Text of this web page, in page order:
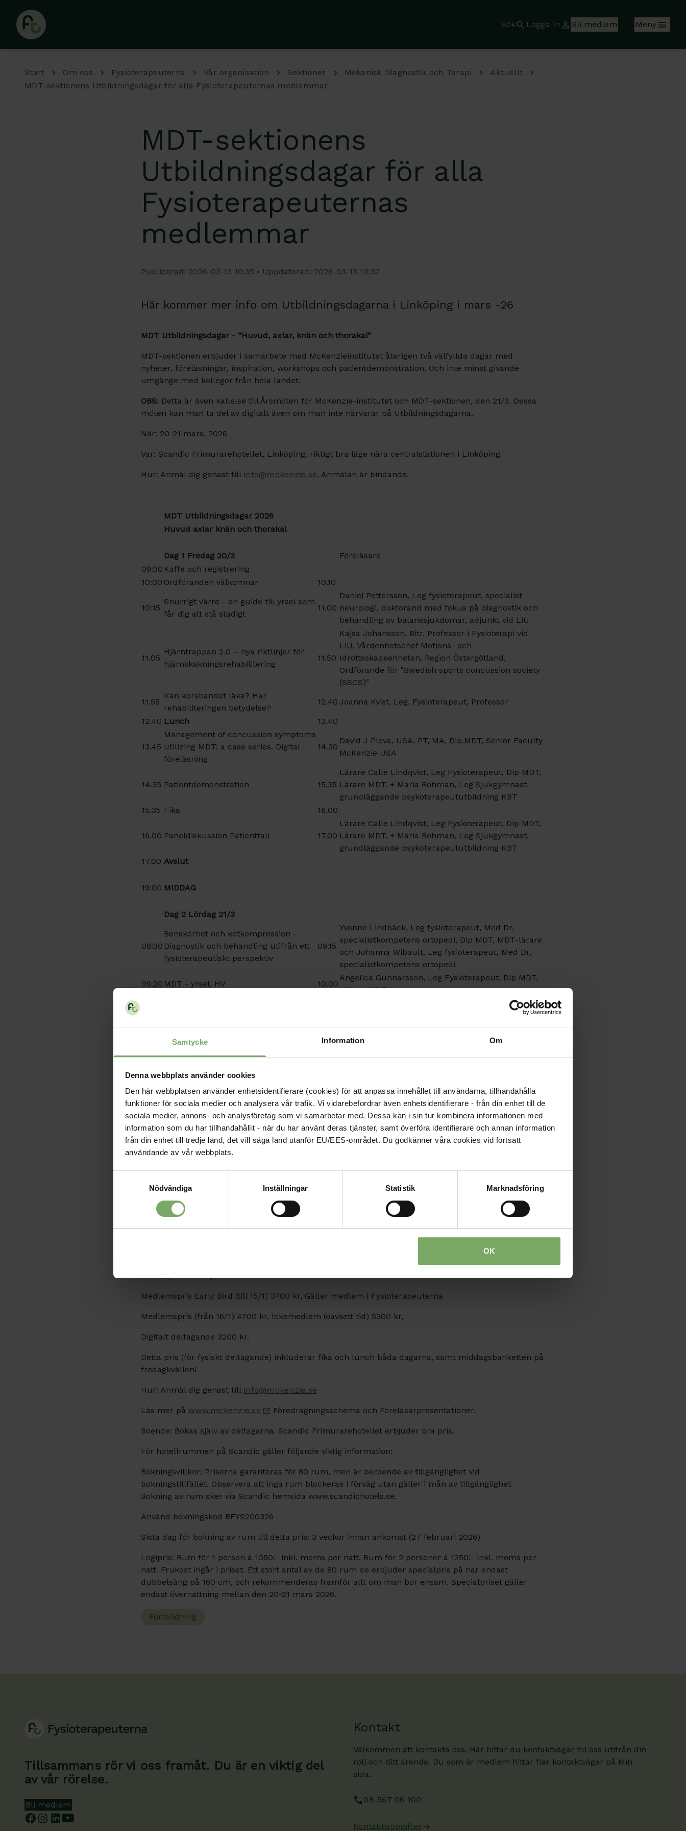
Samtycke Information Om
Denna webbplats använder cookies
Den här webbplatsen använder enhetsidentifierare (cookies) för att anpassa innehållet till användarna, tillhandahålla
funktioner för sociala medier och analysera vår trafik. Vi vidarebefordrar även enhetsidentifierare - från din enhet till de
sociala medier, annons- och analysföretag som vi samarbetar med. Dessa kan i sin tur kombinera informationen med
information som du har tillhandahållit - när du har använt deras tjänster, samt överföra identifierare och annan information
från din enhet till tredje land, det vill säga land utanför EU/EES-området. Du godkänner våra cookies vid fortsatt
användande av vår webbplats.
Nödvändiga
Inställningar Statistik Marknadsföring
OK
Sök
Logga in Bli medlem Meny
Start Om oss Fysioterapeuterna Vår organisation Sektioner Mekanisk Diagnostik och Terapi
Aktuellt
MDT-sektionens Utbildningsdagar för alla Fysioterapeuternas medlemmar
MDT-sektionens
Utbildningsdagar för alla
Fysioterapeuternas
medlemmar
Publicerad: 2026-03-13 10:35 • Uppdaterad: 2026-03-13 10:32
Här kommer mer info om Utbildningsdagarna i Linköping i mars -26
MDT Utbildningsdagar - ”Huvud, axlar, knän och thorakal”
MDT-sektionen erbjuder i samarbete med McKenzieinstitutet återigen två välfyllda dagar med
nyheter, föreläsningar, inspiration, workshops och patientdemonstration. Och inte minst givande
umgänge med kollegor från hela landet.
OBS: Detta är även kallelse till Årsmöten för McKenzie-institutet och MDT-sektionen, den 21/3. Dessa
möten kan man ta del av digitalt även om man inte närvarar på Utbildningsdagarna.
När: 20-21 mars, 2026
Var: Scandic Frimurarehotellet, Linköping, riktigt bra läge nära centralstationen i Linköping
Hur: Anmäl dig genast till info@mckenzie.se. Anmälan är bindande.
MDT Utbildningsdagar 2026
Huvud axlar knän och thorakal
Dag 1 Fredag 20/3
Föreläsare
09:30 Kaffe och registrering
10:00 Ordföranden välkomnar 10.10
10:15
Snurrigt värre - en guide till yrsel som
får dig att stå stadigt
11.00
Daniel Pettersson, Leg fysioterapeut, specialist
neurologi, doktorand med fokus på diagnostik och
behandling av balanssjukdomar, adjunkt vid LiU
11.05
Hjärntrappan 2.0 – nya riktlinjer för
hjärnskakningsrehabilitering
11.50
Kajsa Johansson, Bitr. Professor i Fysioterapi vid
LiU, Vårdenhetschef Motions- och
Idrottsskadeenheten, Region Östergötland,
Ordförande för "Swedish sports concussion society
(SSCS)"
11.55
Kan korsbandet läka? Har
rehabiliteringen betydelse?
12.40 Joanna Kvist, Leg. Fysioterapeut, Professor
12.40 Lunch 13.40
13.45
Management of concussion symptoms
utilizing MDT: a case series. Digital
föreläsning
14.30
David J Pleva, USA, PT, MA, Dip.MDT, Senior Faculty
McKenzie USA
14.35 Patientdemonstration 15.35
Lärare Calle Lindqvist, Leg Fysioterapeut, Dip MDT,
Lärare MDT. + Maria Bohman, Leg Sjukgymnast,
grundläggande psykoterapeututbildning KBT
15.35 Fika 16.00
16.00 Paneldiskussion Patientfall 17.00
Lärare Calle Lindqvist, Leg Fysioterapeut, Dip MDT,
Lärare MDT. + Maria Bohman, Leg Sjukgymnast,
grundläggande psykoterapeututbildning KBT
17.00 Avslut
19:00 MIDDAG
Dag 2 Lördag 21/3
08:30
Benskörhet och kotkompression -
Diagnostik och behandling utifrån ett
fysioterapeutiskt perspektiv
09.15
Yvonne Lindbäck, Leg fysioterapeut, Med Dr,
specialistkompetens ortopedi, Dip MDT, MDT-lärare
och Johanna Wibault, Leg fysioterapeut, Med Dr,
specialistkompetens ortopedi
09.20 MDT - yrsel, HV 10.00
Angelica Gunnarsson, Leg Fysioterapeut, Dip MDT,
Lärare MDT
grupper men bara 2 teman)
Årsmöten MDT-sektionen och Svenska
12.40 Lunch 13.30
13.30
"Jag kanske inte har gjort så många
som du sa, men..." Hur kan vi påverka
patienternas upplevelse och
följsamhet till egenvård?
14.00
Angelica Gunnarsson, Leg Fysioterapeut, Dip MDT,
Lärare MDT och Olov Leander, Leg. sjukgymnast,
dip. MDT, fil. mag.
Lärare MDT
Axelrehabiliteringens styrka:
långsiktiga resultat som utmanar
behovet av kirurgi
Anna Petersson, Leg. Fysioterapeut, Doktorand
Ort.Klin. US Linköping
Priser(inkl moms):
Medlemspris Early Bird (till 15/1) 3700 kr, Gäller medlem i Fysioterapeuterna
Medlemspris (från 16/1) 4700 kr, Ickemedlem (oavsett tid) 5300 kr,
Digitalt deltagande 3200 kr.
Detta pris (för fysiskt deltagande) inkluderar fika och lunch båda dagarna, samt middagsbanketten på
fredagkvällen!
Hur: Anmäl dig genast till info@mckenzie.se
Läs mer på www.mckenzie.se Föredragningsschema och Föreläsarpresentationer.
Boende: Bokas själv av deltagarna. Scandic Frimurarehotellet erbjuder bra pris.
För hotellrummen på Scandic gäller följande viktig information:
Bokningsvillkor: Priserna garanteras för 80 rum, men är beroende av tillgänglighet vid
bokningstillfället. Observera att inga rum blockeras i förväg utan gäller i mån av tillgänglighet.
Bokning av rum sker via Scandic hemsida www.scandichotels.se.
Använd bokningskod BFYS200326
Sista dag för bokning av rum till detta pris: 3 veckor innan ankomst (27 februari 2026)
Logipris: Rum för 1 person á 1050:- inkl. moms per natt. Rum för 2 personer á 1250:- inkl. moms per
natt. Frukost ingår i priset. Ett stort antal av de 80 rum de erbjuder specialpris på har endast
dubbelsäng på 160 cm, och rekommenderas framför allt om man bor ensam. Specialpriset gäller
endast övernattning mellan den 20-21 mars 2026.
Fortbildning
Tillsammans rör vi oss framåt. Du är en viktig del
av vår rörelse.
Bli medlem
Kontakt
Välkommen att kontakta oss. Här hittar du kontaktvägar till oss utifrån din
roll och ditt ärende. Du som är medlem hittar fler kontaktvägar på Min
sida.
08-567 06 100
Kontaktuppgifter